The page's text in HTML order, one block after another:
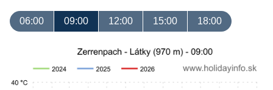
06:00 09:00 12:00 15:00 18:00